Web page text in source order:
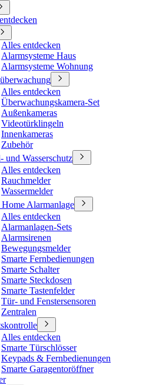
Alles entdecken
Alarmsysteme Haus
Alarmsysteme Wohnung
Alles entdecken
Überwachungskamera-Set
Außenkameras
Videotürklingeln
Innenkameras
Zubehör
und Wasserschutz
Alles entdecken
Rauchmelder
Wassermelder
Home Alarmanlage
Alles entdecken
Alarmanlagen-Sets
Alarmsirenen
Bewegungsmelder
Smarte Fernbedienungen
Smarte Schalter
Smarte Steckdosen
Smarte Tastenfelder
Tür- und Fenstersensoren
Zentralen
Alles entdecken
Smarte Türschlösser
Keypads & Fernbedienungen
Smarte Garagentoröffner